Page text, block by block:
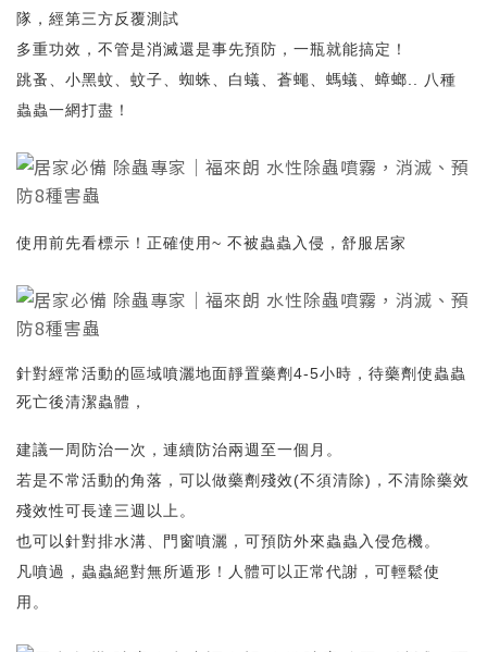
隊，經第三方反覆測試
多重功效，不管是消滅還是事先預防，一瓶就能搞定！
跳蚤、小黑蚊、蚊子、蜘蛛、白蟻、蒼蠅、螞蟻、蟑螂.. 八種
蟲蟲一網打盡！
使用前先看標示！正確使用~ 不被蟲蟲入侵，舒服居家
針對經常活動的區域噴灑地面靜置藥劑4-5小時，待藥劑使蟲蟲
死亡後清潔蟲體，
建議一周防治一次，連續防治兩週至一個月。
若是不常活動的角落，可以做藥劑殘效(不須清除)，不清除藥效
殘效性可長達三週以上。
也可以針對排水溝、門窗噴灑，可預防外來蟲蟲入侵危機。
凡噴過，蟲蟲絕對無所遁形！人體可以正常代謝，可輕鬆使
用。